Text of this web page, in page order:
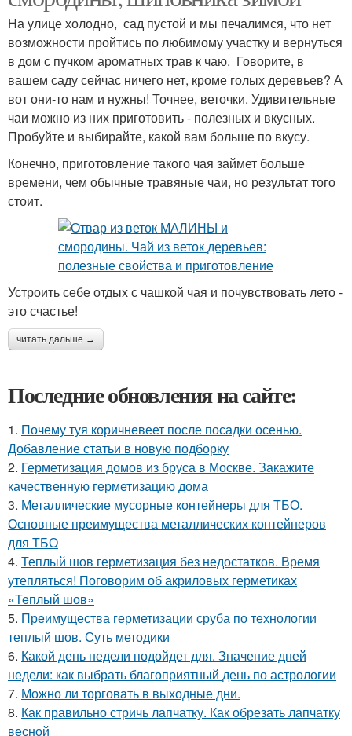
На улице холодно, сад пустой и мы печалимся, что нет
возможности пройтись по любимому участку и вернуться
в дом с пучком ароматных трав к чаю. Говорите, в
вашем саду сейчас ничего нет, кроме голых деревьев? А
вот они-то нам и нужны! Точнее, веточки. Удивительные
чаи можно из них приготовить - полезных и вкусных.
Пробуйте и выбирайте, какой вам больше по вкусу.
Конечно, приготовление такого чая займет больше
времени, чем обычные травяные чаи, но результат того
стоит.
Устроить себе отдых с чашкой чая и почувствовать лето -
это счастье!
читать дальше →
Последние обновления на сайте:
1. Почему туя коричневеет после посадки осенью.
Добавление статьи в новую подборку
2. Герметизация домов из бруса в Москве. Закажите
качественную герметизацию дома
3. Металлические мусорные контейнеры для ТБО.
Основные преимущества металлических контейнеров
для ТБО
4. Теплый шов герметизация без недостатков. Время
утепляться! Поговорим об акриловых герметиках
«Теплый шов»
5. Преимущества герметизации сруба по технологии
теплый шов. Суть методики
6. Какой день недели подойдет для. Значение дней
недели: как выбрать благоприятный день по астрологии
7. Можно ли торговать в выходные дни.
8. Как правильно стричь лапчатку. Как обрезать лапчатку
весной